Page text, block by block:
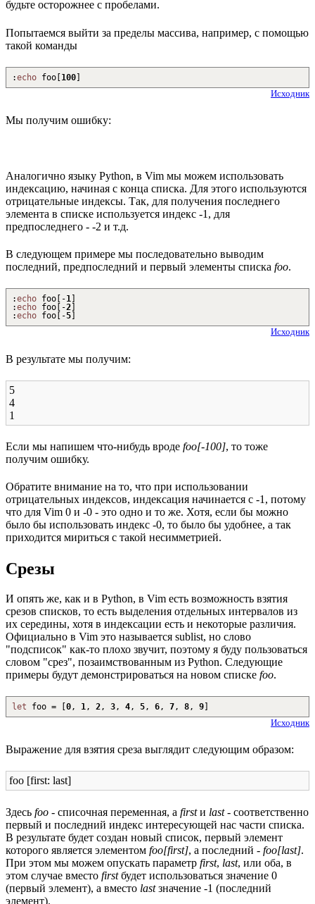
будьте осторожнее с пробелами.
Попытаемся выйти за пределы массива, например, с помощью
такой команды
:echo foo 100
Исходник
Мы получим ошибку:
Аналогично языку Python, в Vim мы можем использовать
индексацию, начиная с конца списка. Для этого используются
отрицательные индексы. Так, для получения последнего
элемента в списке используется индекс -1, для
предпоследнего - -2 и т.д.
В следующем примере мы последовательно выводим
последний, предпоследний и первый элементы списка foo.
:echo foo -1
:echo foo -2
:echo foo -5
Исходник
В результате мы получим:
5
4
1
Если мы напишем что-нибудь вроде foo[-100], то тоже
получим ошибку.
Обратите внимание на то, что при использовании
отрицательных индексов, индексация начинается с -1, потому
что для Vim 0 и -0 - это одно и то же. Хотя, если бы можно
было бы использовать индекс -0, то было бы удобнее, а так
приходится мириться с такой несимметрией.
Срезы
И опять же, как и в Python, в Vim есть возможность взятия
срезов списков, то есть выделения отдельных интервалов из
их середины, хотя в индексации есть и некоторые различия.
Официально в Vim это называется sublist, но слово
"подсписок" как-то плохо звучит, поэтому я буду пользоваться
словом "срез", позаимствованным из Python. Следующие
примеры будут демонстрироваться на новом списке foo.
let foo = [0 , 1 , 2 , 3 , 4 , 5 , 6 , 7 , 8 , 9]
Исходник
Выражение для взятия среза выглядит следующим образом:
foo [first: last]
Здесь foo - списочная переменная, а firstи last- соответственно
первый и последний индекс интересующей нас части списка.
В результате будет создан новый список, первый элемент
которого является элементом foo[first], а последний - foo[last].
При этом мы можем опускать параметр first, last, или оба, в
этом случае вместо firstбудет использоваться значение 0
(первый элемент), а вместо lastзначение -1 (последний
элемент).